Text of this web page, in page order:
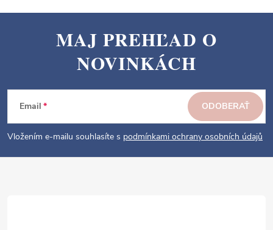
p
e
MAJ PREHĽAD O
NOVINKÁCH
Email
Vložením e-mailu souhlasíte s podmínkami ochrany osobních údajů
ODOBERAŤ